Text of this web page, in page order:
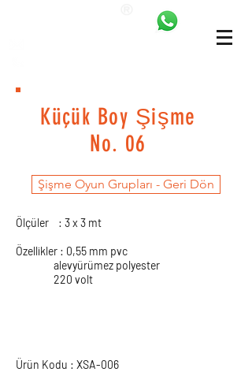
Küçük Boy Şişme
No. 06
Şişme Oyun Grupları - Geri Dön
Ölçüler : 3 x 3 mt
Özellikler : 0,55 mm pvc
alevyürümez polyester
220 volt
Ürün Kodu : XSA-006